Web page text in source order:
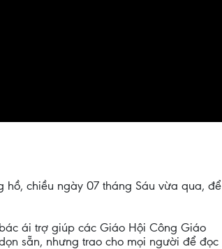
chiều ngày 07 tháng Sáu vừa qua, để
ái trợ giúp các Giáo Hội Công Giáo
sẵn, nhưng trao cho mọi người để đọc